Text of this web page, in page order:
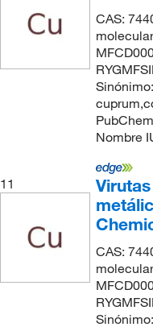
CAS:
Sinónimo:
Nombre
11
CAS:
Sinónimo: